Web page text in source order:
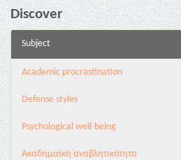
Discover
Subject
Academic procrastination
Defense styles
Psychological well-being
Ακαδημαϊκή αναβλητικότητα